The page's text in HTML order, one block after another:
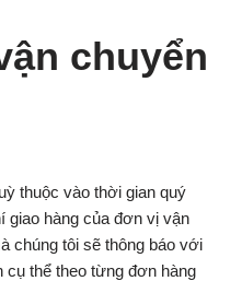
chuyển
thuộc vào thời gian quý
giao hàng của đơn vị vận
chúng tôi sẽ thông báo với
thể theo từng đơn hàng